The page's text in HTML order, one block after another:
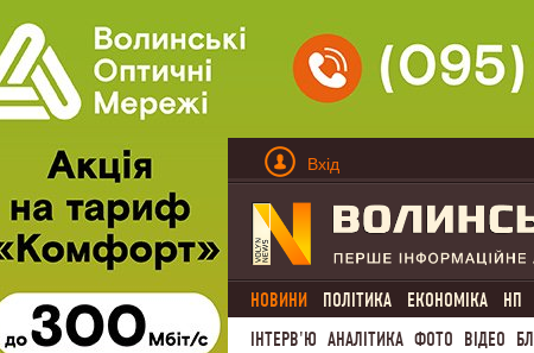
Вхід
НОВИНИ ПОЛІТИКА ЕКОНОМІКА НП
ІНТЕРВ'Ю АНАЛІТИКА ФОТО ВІДЕО